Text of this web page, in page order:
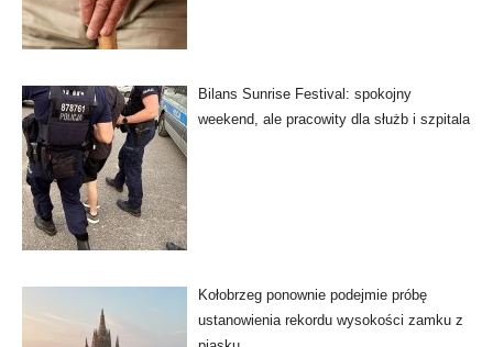
Bilans Sunrise Festival: spokojny
weekend, ale pracowity dla służb i szpitala
Kołobrzeg ponownie podejmie próbę
ustanowienia rekordu wysokości zamku z